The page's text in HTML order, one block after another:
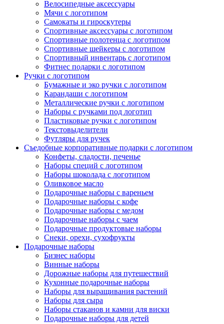
Велосипедные аксессуары
Мячи с логотипом
Самокаты и гироскутеры
Спортивные аксессуары с логотипом
Спортивные полотенца с логотипом
Спортивные шейкеры с логотипом
Спортивный инвентарь с логотипом
Фитнес подарки с логотипом
Ручки с логотипом
Бумажные и эко ручки с логотипом
Карандаши с логотипом
Металлические ручки с логотипом
Наборы с ручками под логотип
Пластиковые ручки с логотипом
Текстовыделители
Футляры для ручек
Съедобные корпоративные подарки с логотипом
Конфеты, сладости, печенье
Наборы специй с логотипом
Наборы шоколада с логотипом
Оливковое масло
Подарочные наборы с вареньем
Подарочные наборы с кофе
Подарочные наборы с медом
Подарочные наборы с чаем
Подарочные продуктовые наборы
Снеки, орехи, сухофрукты
Подарочные наборы
Бизнес наборы
Винные наборы
Дорожные наборы для путешествий
Кухонные подарочные наборы
Наборы для выращивания растений
Наборы для сыра
Наборы стаканов и камни для виски
Подарочные наборы для детей